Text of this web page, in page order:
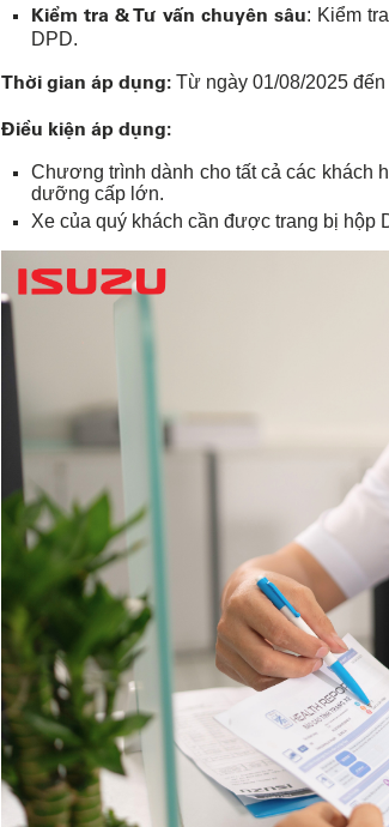
Kiểm tra & Tư vấn chuyên sâu: Kiểm
DPD.
Thời gian áp dụng: Từ ngày 01/08/2025
Điều kiện áp dụng:
Chương trình dành cho tất cả các khách
dưỡng cấp lớn.
Xe của quý khách cần được trang bị hộp